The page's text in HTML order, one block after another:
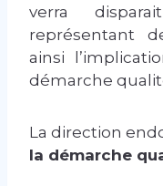
verra
représentant
ainsi
démarche
La direction
la démarche